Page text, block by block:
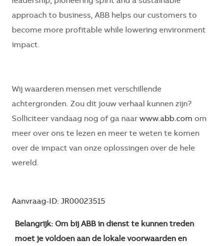
approach to business, ABB helps our customers to
become more profitable while lowering environment
impact.
Wij waarderen mensen met verschillende
achtergronden. Zou dit jouw verhaal kunnen zijn?
Solliciteer vandaag nog of ga naar www.abb.com om
meer over ons te lezen en meer te weten te komen
over de impact van onze oplossingen over de hele
wereld.
Aanvraag-ID: JR00023515
Belangrijk: Om bij ABB in dienst te kunnen treden
moet je voldoen aan de lokale voorwaarden en